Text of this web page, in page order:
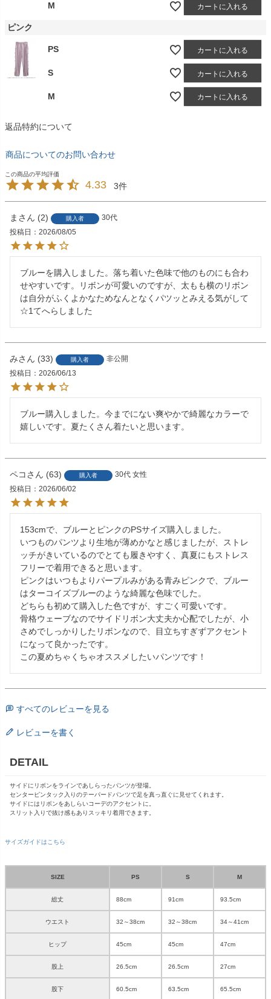
M カートに入れる
ピンク
PS カートに入れる
S カートに入れる
M カートに入れる
返品特約について
商品についてのお問い合わせ
4.33 3
ま 2 購入者
30代
投稿日
2026/08/05
ブルーを購入しました。落ち着いた色味で他のものにも合わ
せやすいです。リボンが可愛いのですが、太もも横のリボン
は自分がふくよかなためなんとなくパツッとみえる気がして
☆1てへらしました
み 33 購入者
非公開
投稿日
2026/06/13
ブルー購入しました。今までにない爽やかで綺麗なカラーで
嬉しいです。夏たくさん着たいと思います。
ペコ 63 購入者 30代 女性
投稿日
2026/06/02
153cmで、ブルーとピンクのPSサイズ購入しました。
いつものパンツより生地が薄めかなと感じましたが、ストレ
ッチがきいているのでとても履きやすく、真夏にもストレス
フリーで着用できると思います。
ピンクはいつもよりパープルみがある青みピンクで、ブルー
はターコイズブルーのような綺麗な色味でした。
どちらも初めて購入した色ですが、すごく可愛いです。
骨格ウェーブなのでサイドリボン大丈夫か心配でしたが、小
さめでしっかりしたリボンなので、目立ちすぎずアクセント
になって良かったです。
この夏めちゃくちゃオススメしたいパンツです！
すべてのレビューを見る
レビューを書く
DETAIL
サイドにリボンをラインであしらったパンツが登場。
センターピンタック入りのテーパードパンツで足を真っ直ぐに見せてくれます。
サイドにはリボンをあしらいコーデのアクセントに。
スリット入りで抜け感もありスッキリ着用できます。
サイズガイドはこちら
SIZE PS S M
総丈 88cm 91cm 93.5cm
ウエスト 32～38cm 32～38cm 34～41cm
ヒップ 45cm 45cm 47cm
股上 26.5cm 26.5cm 27cm
股下 60.5cm 63.5cm 65.5cm